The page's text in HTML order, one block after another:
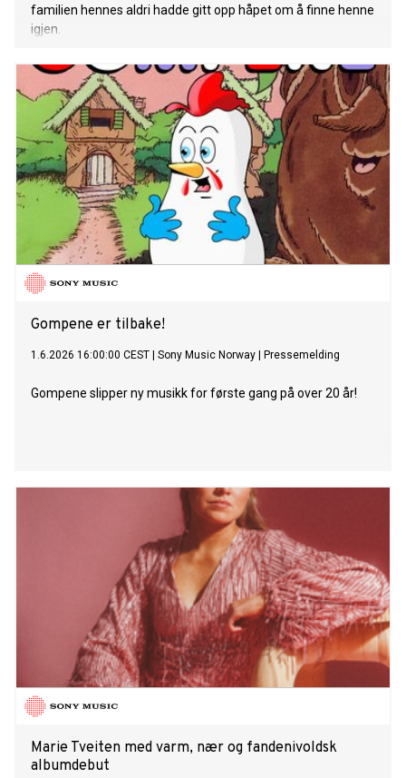
familien hennes aldri hadde gitt opp håpet om å finne henne
igjen.
Gompene er tilbake!
1.6.2026 16:00:00 CEST Sony Music Norway Pressemelding
Gompene slipper ny musikk for første gang på over 20 år!
Marie Tveiten med varm, nær og fandenivoldsk
albumdebut